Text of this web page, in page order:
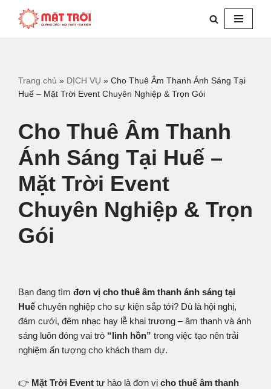
Chuyển
dungTrang chủ » DỊCH VỤ » Cho Thuê Âm Thanh Ánh Sáng Tại
Huế – Mặt Trời Event Chuyên Nghiệp & Trọn Gói
Cho Thuê Âm Thanh
Ánh Sáng Tại Huế –
Mặt Trời Event
Chuyên Nghiệp & Trọn
Gói
Bạn đang tìm đơn vị cho thuê âm thanh ánh sáng tại
Huế chuyên nghiệp cho sự kiện sắp tới? Dù là hội nghị,
đám cưới, đêm nhạc hay lễ khai trương – âm thanh và ánh
sáng luôn đóng vai trò “linh hồn” trong việc tạo nên trải
nghiệm ấn tượng cho khách tham dự.
👉 Mặt Trời Event tự hào là đơn vị cho thuê âm thanh